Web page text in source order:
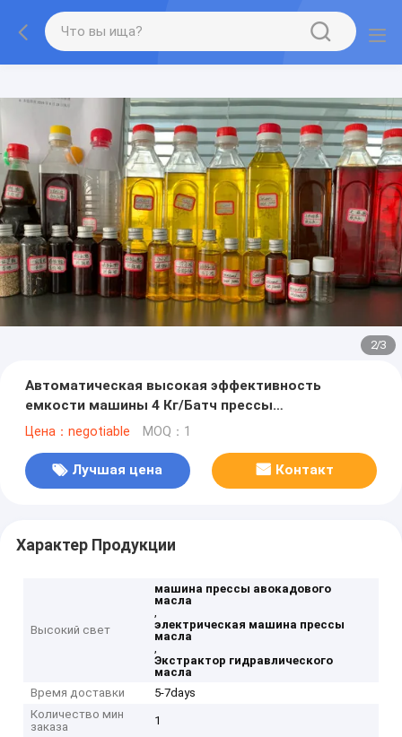
2/3
Автоматическая высокая эффективность
емкости машины 4 Кг/Батч прессы
гидравлического масла
Цена：negotiable MOQ：1
Лучшая цена Контакт
Характер Продукции
Высокий свет
машина прессы авокадового
масла
,
электрическая машина прессы
масла
,
Экстрактор гидравлического
масла
Время доставки
5-7days
Количество мин
заказа
1